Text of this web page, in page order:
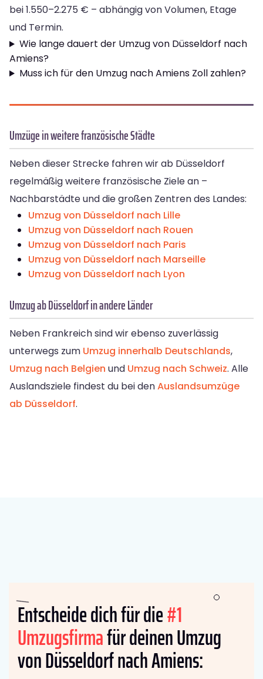
bei 1.550–2.275 € – abhängig von Volumen, Etage
und Termin.
Wie lange dauert der Umzug von Düsseldorf nach
Amiens?
Muss ich für den Umzug nach Amiens Zoll zahlen?
Umzüge in weitere französische Städte
Neben dieser Strecke fahren wir ab Düsseldorf
regelmäßig weitere französische Ziele an –
Nachbarstädte und die großen Zentren des Landes:
Umzug von Düsseldorf nach Lille
Umzug von Düsseldorf nach Rouen
Umzug von Düsseldorf nach Paris
Umzug von Düsseldorf nach Marseille
Umzug von Düsseldorf nach Lyon
Umzug ab Düsseldorf in andere Länder
Neben Frankreich sind wir ebenso zuverlässig
unterwegs zum Umzug innerhalb Deutschlands,
Umzug nach Belgien und Umzug nach Schweiz. Alle
Auslandsziele findest du bei denAuslandsumzüge
ab Düsseldorf.
Entscheide dich für die#1
Umzugsfirmafür deinen Umzug
von Düsseldorf nach Amiens: